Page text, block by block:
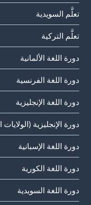
تعلَّم السويدية
تعلَّم التركية
دورة اللغة الألمانية
دورة اللغة الفرنسية
دورة اللغة الإنجليزية
دورة الإنجليزية
دورة اللغة الإسبانية
دورة اللغة الكورية
دورة اللغة السويدية